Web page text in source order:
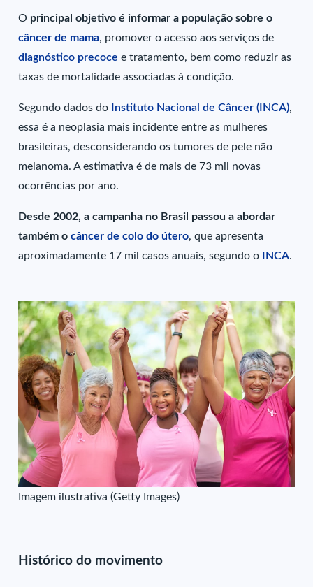
O principal objetivo é informar a população sobre o
câncer de mama, promover o acesso aos serviços de
diagnóstico precoce e tratamento, bem como reduzir as
taxas de mortalidade associadas à condição.
Segundo dados do Instituto Nacional de Câncer (INCA),
essa é a neoplasia mais incidente entre as mulheres
brasileiras, desconsiderando os tumores de pele não
melanoma. A estimativa é de mais de 73 mil novas
ocorrências por ano.
Desde 2002, a campanha no Brasil passou a abordar
também ocâncer de colo do útero, que apresenta
aproximadamente 17 mil casos anuais, segundo o
INCA.
Imagem ilustrativa (Getty Images)
Histórico do movimento